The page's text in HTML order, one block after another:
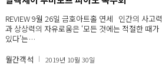
REVIEW 9월 26일 금호아트홀 연세 인간의 사고력
과 상상력의 자유로움은 ‘모든 것에는 적절한 때가
있다’는…
월간객석
2019년 10월 30일